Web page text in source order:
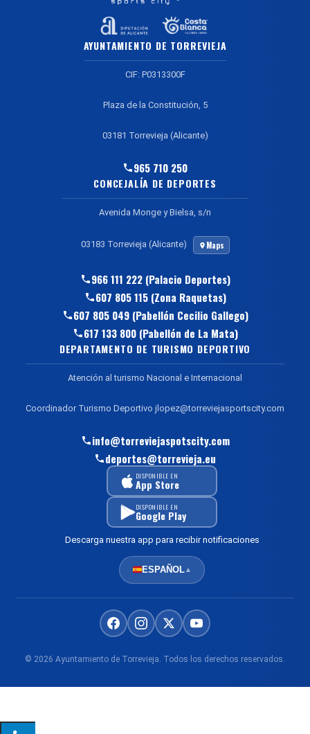
AYUNTAMIENTO DE TORREVIEJA
CIF: P0313300F
Plaza de la Constitución, 5
03181 Torrevieja (Alicante)
965 710 250
CONCEJALÍA DE DEPORTES
Avenida Monge y Bielsa, s/n
03183 Torrevieja (Alicante) Maps
966 111 222 (Palacio Deportes)
607 805 115 (Zona Raquetas)
607 805 049 (Pabellón Cecilio Gallego)
617 133 800 (Pabellón de La Mata)
DEPARTAMENTO DE TURISMO DEPORTIVO
Atención al turismo Nacional e Internacional
Coordinador Turismo Deportivo jlopez@torreviejasportscity.com
info@torreviejaspotscity.com
deportes@torrevieja.eu
DISPONIBLE EN
App Store
DISPONIBLE EN
Google Play
Descarga nuestra app para recibir notificaciones
ESPAÑOL▲
© 2026 Ayuntamiento de Torrevieja. Todos los derechos reservados.